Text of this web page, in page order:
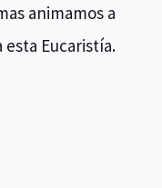
animamos a
Eucaristía.